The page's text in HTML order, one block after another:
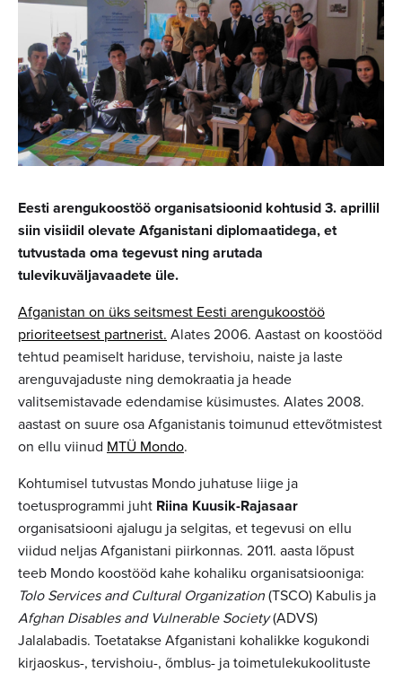
Eesti arengukoostöö organisatsioonid kohtusid 3. aprillil
siin visiidil olevate Afganistani diplomaatidega, et
tutvustada oma tegevust ning arutada
tulevikuväljavaadete üle.
Afganistan on üks seitsmest Eesti arengukoostöö
prioriteetsest partnerist. Alates 2006. Aastast on koostööd
tehtud peamiselt hariduse, tervishoiu, naiste ja laste
arenguvajaduste ning demokraatia ja heade
valitsemistavade edendamise küsimustes. Alates 2008.
aastast on suure osa Afganistanis toimunud ettevõtmistest
on ellu viinud MTÜ Mondo.
Kohtumisel tutvustas Mondo juhatuse liige ja
toetusprogrammi juht Riina Kuusik-Rajasaar
organisatsiooni ajalugu ja selgitas, et tegevusi on ellu
viidud neljas Afganistani piirkonnas. 2011. aasta lõpust
teeb Mondo koostööd kahe kohaliku organisatsiooniga:
Tolo Services and Cultural Organization (TSCO) Kabulis ja
Afghan Disables and Vulnerable Society(ADVS)
Jalalabadis. Toetatakse Afganistani kohalikke kogukondi
kirjaoskus-, tervishoiu-, õmblus- ja toimetulekukoolituste